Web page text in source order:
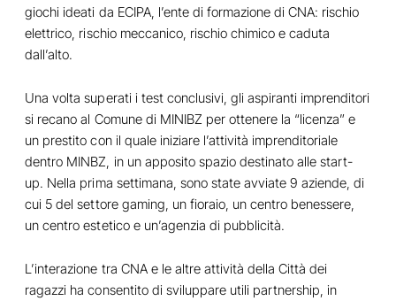
giochi ideati da ECIPA, l’ente di formazione di CNA: rischio
elettrico, rischio meccanico, rischio chimico e caduta
dall’alto.
Una volta superati i test conclusivi, gli aspiranti imprenditori
si recano al Comune di MINIBZ per ottenere la “licenza” e
un prestito con il quale iniziare l’attività imprenditoriale
dentro MINBZ, in un apposito spazio destinato alle start-
up. Nella prima settimana, sono state avviate 9 aziende, di
cui 5 del settore gaming, un fioraio, un centro benessere,
un centro estetico e un’agenzia di pubblicità.
L’interazione tra CNA e le altre attività della Città dei
ragazzi ha consentito di sviluppare utili partnership, in